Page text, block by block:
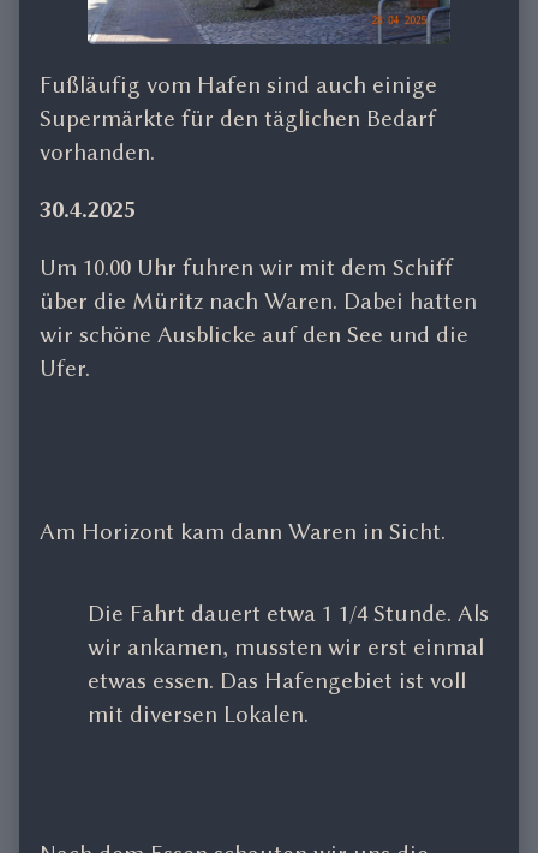
Fußläufig vom Hafen sind auch einige
Supermärkte für den täglichen Bedarf
vorhanden.
30.4.2025
Um 10.00 Uhr fuhren wir mit dem Schiff
über die Müritz nach Waren. Dabei hatten
wir schöne Ausblicke auf den See und die
Ufer.
Am Horizont kam dann Waren in Sicht.
Die Fahrt dauert etwa 1 1/4 Stunde. Als
wir ankamen, mussten wir erst einmal
etwas essen. Das Hafengebiet ist voll
mit diversen Lokalen.